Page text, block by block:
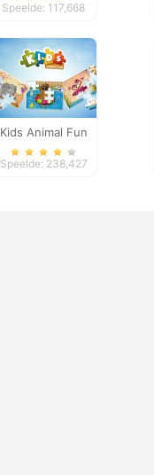
Speelde: 117,668
Kids Animal Fun
Speelde: 238,427